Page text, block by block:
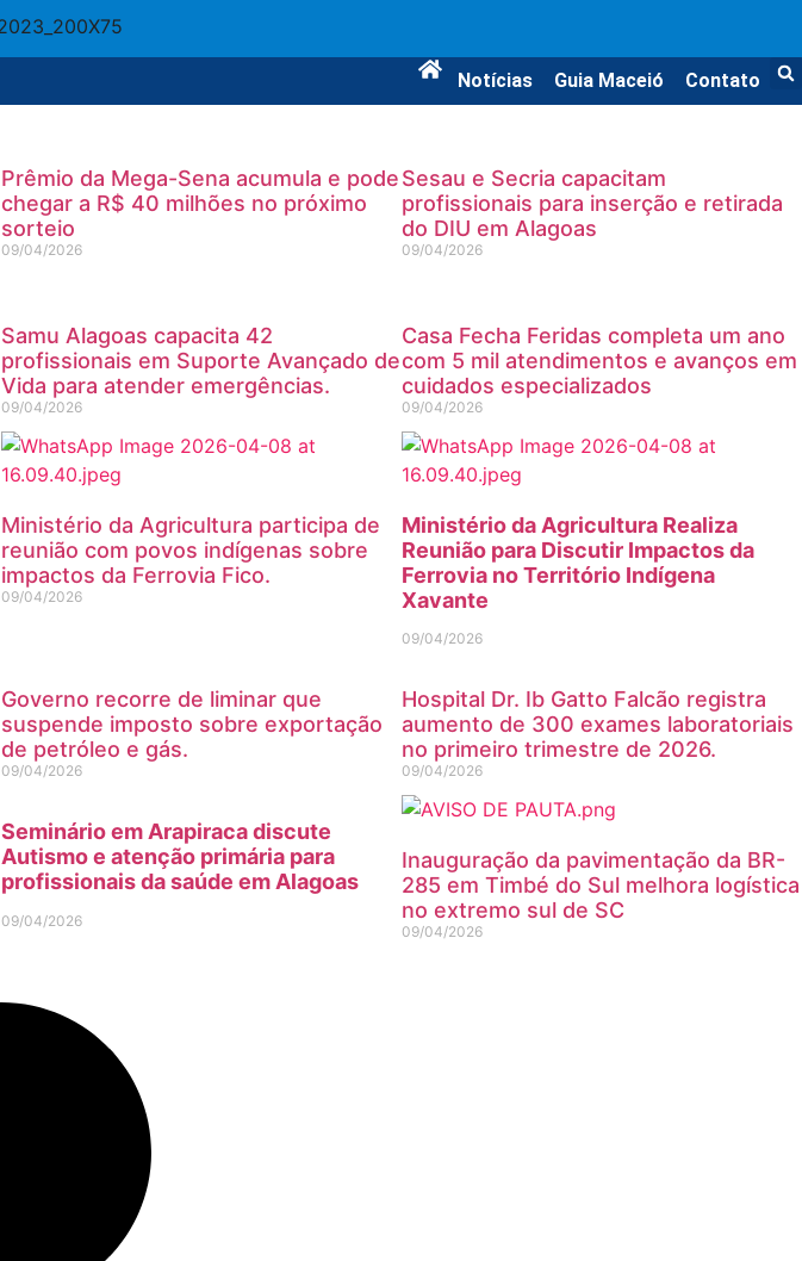
Notícias Guia Maceió Contato
Prêmio da Mega-Sena acumula e pode
chegar a R$ 40 milhões no próximo
sorteio
09/04/2026
Sesau e Secria capacitam
profissionais para inserção e retirada
do DIU em Alagoas
09/04/2026
Samu Alagoas capacita 42
profissionais em Suporte Avançado de
Vida para atender emergências.
09/04/2026
Casa Fecha Feridas completa um ano
com 5 mil atendimentos e avanços em
cuidados especializados
09/04/2026
Ministério da Agricultura participa de
reunião com povos indígenas sobre
impactos da Ferrovia Fico.
09/04/2026
Ministério da Agricultura Realiza
Reunião para Discutir Impactos da
Ferrovia no Território Indígena
Xavante
09/04/2026
Governo recorre de liminar que
suspende imposto sobre exportação
de petróleo e gás.
09/04/2026
Hospital Dr. Ib Gatto Falcão registra
aumento de 300 exames laboratoriais
no primeiro trimestre de 2026.
09/04/2026
Seminário em Arapiraca discute
Autismo e atenção primária para
profissionais da saúde em Alagoas
09/04/2026
Inauguração da pavimentação da BR-
285 em Timbé do Sul melhora logística
no extremo sul de SC
09/04/2026